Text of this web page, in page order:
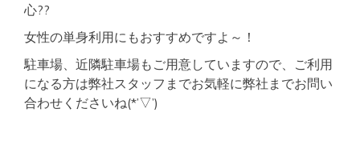
心??
女性の単身利用にもおすすめですよ～！
駐車場、近隣駐車場もご用意していますので、ご利用
になる方は弊社スタッフまでお気軽に弊社までお問い
合わせくださいね(*’▽’)